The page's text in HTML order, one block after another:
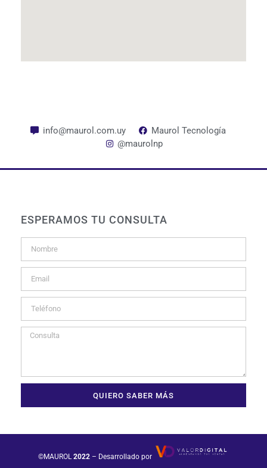
info@maurol.com.uy
Maurol Tecnología
@maurolnp
ESPERAMOS TU CONSULTA
QUIERO SABER MÁS
©MAUROL2022 – Desarrollado por